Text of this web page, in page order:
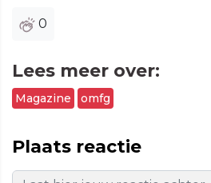
0
Lees meer over:
Magazine omfg
Plaats reactie